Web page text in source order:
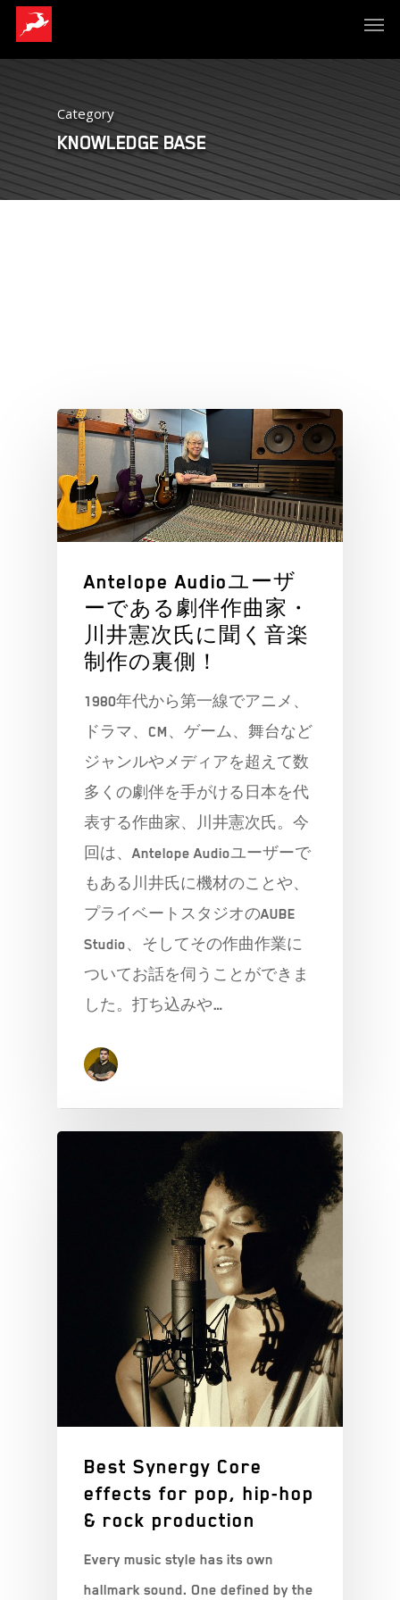
Category
KNOWLEDGE BASE
Antelope Audioユーザ
ーである劇伴作曲家・
川井憲次氏に聞く音楽
制作の裏側！
1980年代から第一線でアニメ、
ドラマ、CM、ゲーム、舞台など
ジャンルやメディアを超えて数
多くの劇伴を手がける日本を代
表する作曲家、川井憲次氏。今
回は、Antelope Audioユーザーで
もある川井氏に機材のことや、
プライベートスタジオのAUBE
Studio、そしてその作曲作業に
ついてお話を伺うことができま
した。打ち込みや…
Best Synergy Core
effects for pop, hip-hop
& rock production
Every music style has its own
hallmark sound. One defined by the